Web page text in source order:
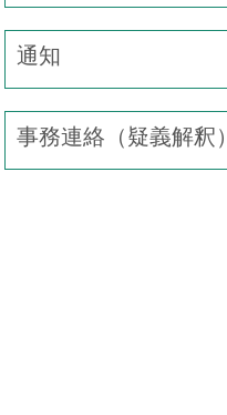
通知
事務連絡（疑義解釈）